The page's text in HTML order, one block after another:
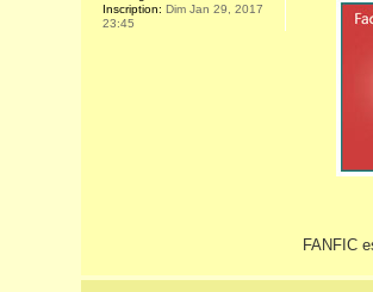
FANFIC
Inscription: Dim Jan 29, 2017
23:45